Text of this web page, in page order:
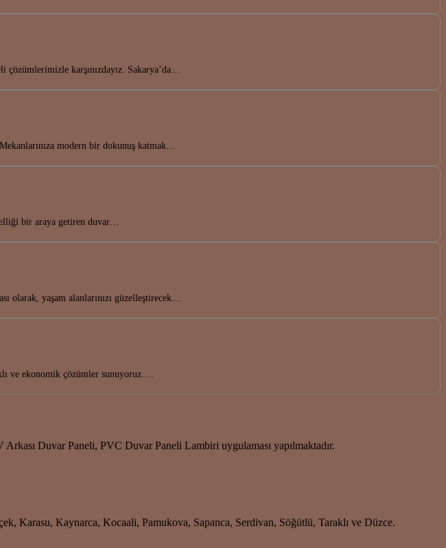
karşınızdayız. Sakarya’da…
modern bir dokunuş katmak…
bir araya getiren duvar…
olarak, yaşam alanlarınızı güzelleştirecek…
ve ekonomik çözümler sunuyoruz.…
Duvar Paneli, PVC Duvar Paneli Lambiri uygulaması yapılmaktadır.
Karasu, Kaynarca, Kocaali, Pamukova, Sapanca, Serdivan, Söğütlü, Taraklı ve Düzce.